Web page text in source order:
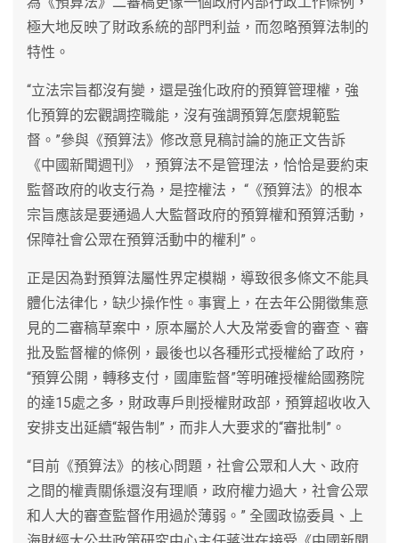
極大地反映了財政系統的部門利益，而忽略預算法制的
特性。
“立法宗旨都沒有變，還是強化政府的預算管理權，強
化預算的宏觀調控職能，沒有強調預算怎麼規範監
督。”參與《預算法》修改意見稿討論的施正文告訴
《中國新聞週刊》，預算法不是管理法，恰恰是要約束
監督政府的收支行為，是控權法， “《預算法》的根本
宗旨應該是要通過人大監督政府的預算權和預算活動，
保障社會公眾在預算活動中的權利”。
正是因為對預算法屬性界定模糊，導致很多條文不能具
體化法律化，缺少操作性。事實上，在去年公開徵集意
見的二審稿草案中，原本屬於人大及常委會的審查、審
批及監督權的條例，最後也以各種形式授權給了政府，
“預算公開，轉移支付，國庫監督”等明確授權給國務院
的達15處之多，財政專戶則授權財政部，預算超收收入
安排支出延續“報告制”，而非人大要求的“審批制”。
“目前《預算法》的核心問題，社會公眾和人大、政府
之間的權責關係還沒有理順，政府權力過大，社會公眾
和人大的審查監督作用過於薄弱。” 全國政協委員、上